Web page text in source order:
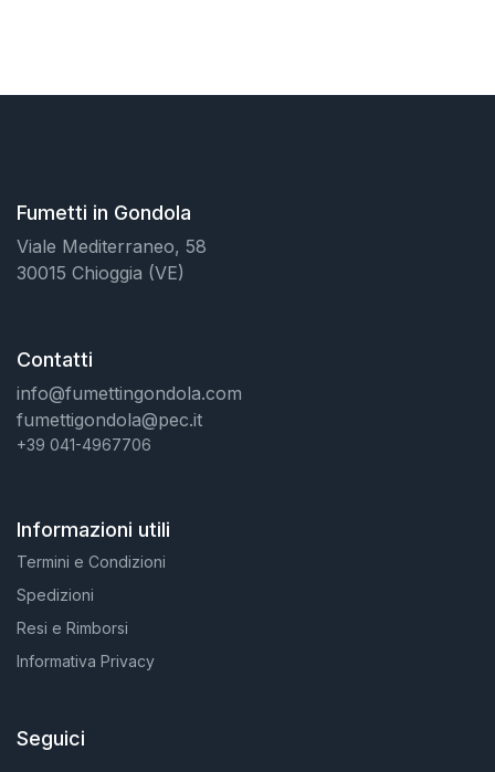
Fumetti in Gondola
Viale Mediterraneo, 58
30015 Chioggia (VE)
Contatti
info@fumettingondola.com
fumettigondola@pec.it
+39 041-4967706
Informazioni utili
Termini e Condizioni
Spedizioni
Resi e Rimborsi
Informativa Privacy
Seguici